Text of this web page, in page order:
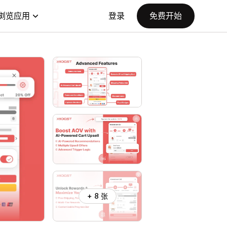
览应用 登录 免费开始
+ 8 张